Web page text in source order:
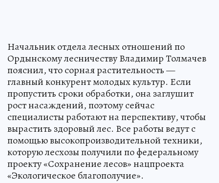
Начальник отдела лесных отношений по
Ордынскому лесничеству Владимир Толмачев
пояснил, что сорная растительность —
главный конкурент молодых культур. Если
пропустить сроки обработки, она заглушит
рост насаждений, поэтому сейчас
специалисты работают на перспективу, чтобы
вырастить здоровый лес. Все работы ведут с
помощью высокопроизводительной техники,
которую лесхозы получили по федеральному
проекту «Сохранение лесов» нацпроекта
«Экологическое благополучие».